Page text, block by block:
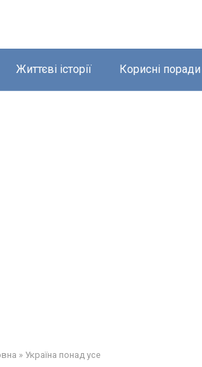
Життєві історії Корисні поради
» Україна понад усе